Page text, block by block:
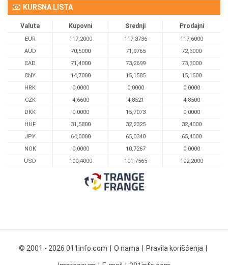
KURSNA LISTA
Valuta Kupovni Srednji Prodajni
EUR 117,2000 117,3736
117,6000
AUD
70,5000 71,9765
72,3000
CAD
71,4000 73,2699
73,3000
CNY
14,7000 15,1585
15,1500
HRK
0,0000 0,0000
0,0000
CZK
4,6600 4,8521
4,8500
DKK
0.0000 15,7073
0,0000
HUF
31,5800 32,2325
32,4000
JPY
64,0000 65,0340
65,4000
NOK
0,0000 10,7267
0,0000
USD
100,4000 101,7565 102,2000
© 2001 - 2026 011info.com O nama Pravila korišćenja